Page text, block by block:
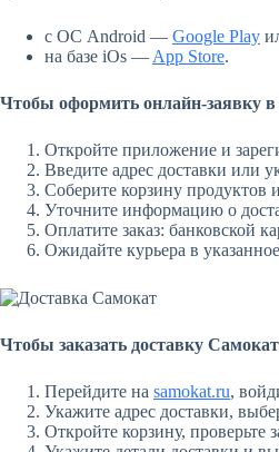
с ОС Android — Google Play
на базе iOs — App Store.
Чтобы оформить онлайн-заявку
Откройте приложение и
Введите адрес доставки или
Соберите корзину продуктов
Уточните информацию о
Оплатите заказ: банковской
Ожидайте курьера в
Чтобы заказать доставку
Перейдите на samokat.ru,
Укажите адрес доставки,
Откройте корзину,